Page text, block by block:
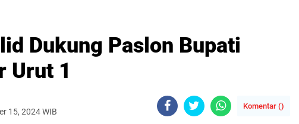
Dukung Paslon Bupati
Urut 1
15, 2024 WIB
Komentar ()